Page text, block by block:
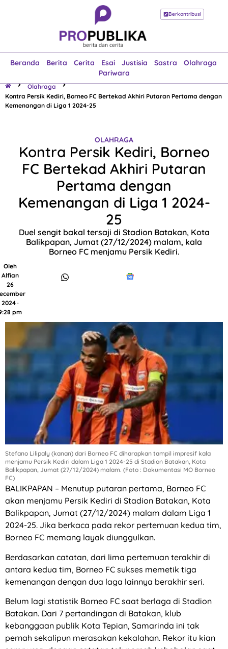
Berkontribusi
Beranda Berita Cerita Esai Justisia Sastra
Olahraga
Pariwara
Beranda
Esai
Justisia
Sastra
Olahraga
Pariwara
Olahraga
Kontra Persik Kediri, Borneo FC Bertekad Akhiri Putaran Pertama dengan
Kemenangan di Liga 1 2024-25
OLAHRAGA
Kontra Persik Kediri, Borneo
FC Bertekad Akhiri Putaran
Pertama dengan
Kemenangan di Liga 1 2024-
25
Duel sengit bakal tersaji di Stadion Batakan, Kota
Balikpapan, Jumat (27/12/2024) malam, kala
Borneo FC menjamu Persik Kediri.
Oleh
Alfian
26
2024 ·
pm
Stefano Lilipaly (kanan) dari Borneo FC diharapkan tampil impresif kala
menjamu Persik Kediri dalam Liga 1 2024-25 di Stadion Batakan, Kota
Balikpapan, Jumat (27/12/2024) malam. (Foto : Dokumentasi MO Borneo
FC)
BALIKPAPAN – Menutup putaran pertama, Borneo FC
akan menjamu Persik Kediri di Stadion Batakan, Kota
Balikpapan, Jumat (27/12/2024) malam dalam Liga 1
2024-25. Jika berkaca pada rekor pertemuan kedua tim,
Borneo FC memang layak diunggulkan.
Berdasarkan catatan, dari lima pertemuan terakhir di
antara kedua tim, Borneo FC sukses memetik tiga
kemenangan dengan dua laga lainnya berakhir seri.
Belum lagi statistik Borneo FC saat berlaga di Stadion
Batakan. Dari 7 pertandingan di Batakan, klub
kebanggaan publik Kota Tepian, Samarinda ini tak
pernah sekalipun merasakan kekalahan. Rekor itu kian